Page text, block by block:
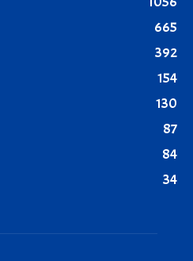
665
392
154
130
87
84
34